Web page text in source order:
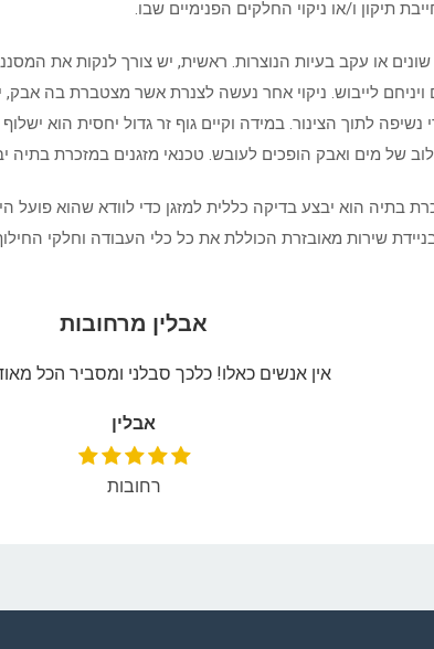
תיקון ו/או ניקוי החלקים הפנימיים שבו.
או עקב בעיות הנוצרות. ראשית, יש צורך לנקות את
לייבוש. ניקוי אחר נעשה לצנרת אשר מצטברת בה אבק,
לתוך הצינור. במידה וקיים גוף זר גדול יחסית הוא
של מים ואבק הופכים לעובש. טכנאי מזגנים במזכרת בתיה
בתיה הוא יבצע בדיקה כללית למזגן כדי לוודא שהוא
שירות מאובזרת הכוללת את כל כלי העבודה וחלקי
אבלין מרחובות
אין אנשים כאלו! כלכך סבלני ומסביר הכל
אבלין
רחובות